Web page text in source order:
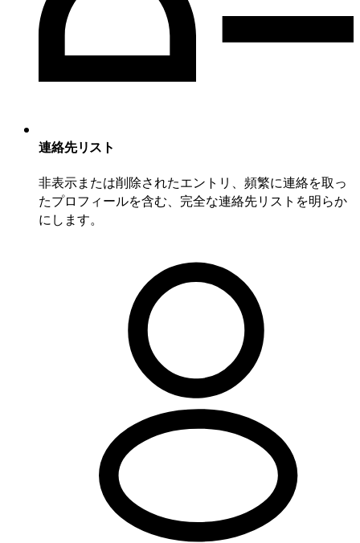
連絡先リスト
非表示または削除されたエントリ、頻繁に連絡を取っ
たプロフィールを含む、完全な連絡先リストを明らか
にします。